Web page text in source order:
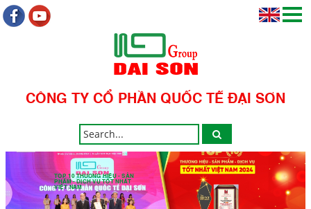
CÔNG TY CỔ PHẦN QUỐC TẾ ĐẠI SƠN
TOP 10 THƯƠNG HIỆU - SẢN
PHẨM - DỊCH VỤ TỐT NHẤT
VIỆT NAM